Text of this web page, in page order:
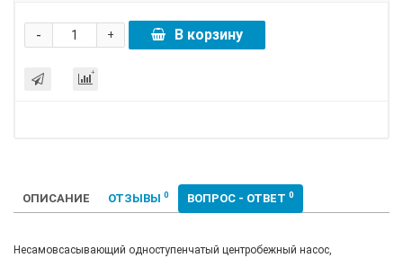
+
- В корзину
ОПИСАНИЕ ОТЗЫВЫ 0 ВОПРОС - ОТВЕТ 0
Несамовсасывающий одноступенчатый центробежный насос,